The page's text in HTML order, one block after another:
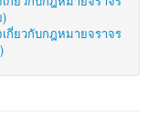
เกี่ยวกับกฎหมายจราจร